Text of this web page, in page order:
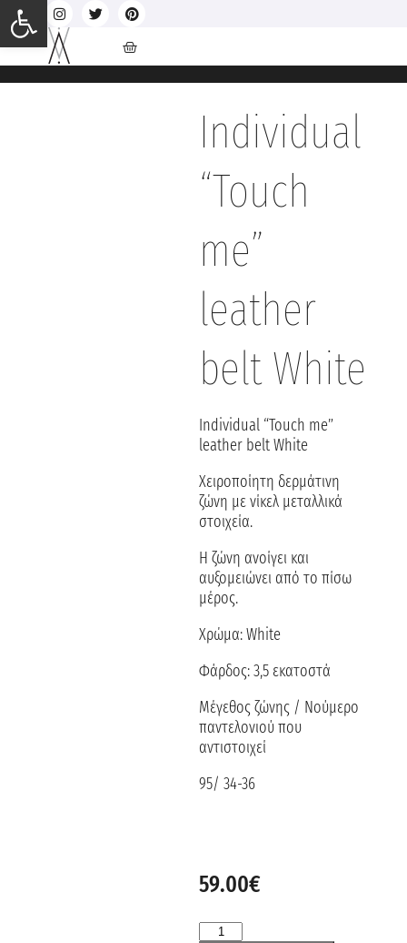
Individual
“Touch
me”
leather
belt White
Individual “Touch me”
leather belt White
Χειροποίητη δερμάτινη
ζώνη με νίκελ μεταλλικά
στοιχεία.
Η ζώνη ανοίγει και
αυξομειώνει από το πίσω
μέρος.
Χρώμα: White
Φάρδος: 3,5 εκατοστά
Μέγεθος ζώνης / Νούμερο
παντελονιού που
αντιστοιχεί
95/ 34-36
59.00€
Ανοίξτε τη γραμμή εργαλείων